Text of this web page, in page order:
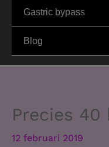
Gastric bypass
Blog
Precies
12 februari 2019